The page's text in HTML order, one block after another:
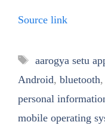
Source link
Tags
aarogya setu
Android, bluetooth,
personal
mobile operating